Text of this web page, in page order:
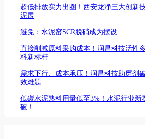
超低排放实力出圈！西安龙净三大创新
泥展
避免：水泥窑SCR脱硝成为摆设
直接削减原料采购成本！润昌科技活性
料新标杆
需求下行、成本承压！润昌科技助磨剂
效难题
低碳水泥熟料用量低至3%！水泥行业新
破！